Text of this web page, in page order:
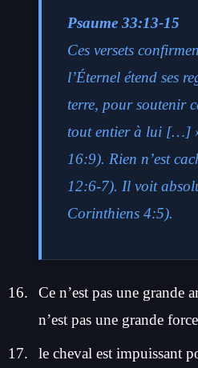
Psaume 33:13-15
Ces versets
l’Éternel étend ses
terre, pour soutenir
tout entier à lui […]
16:9). Rien n’est
12:6-7). Il voit
Corinthiens 4:5).
Ce n’est pas une grande
n’est pas une grande
le cheval est impuissant